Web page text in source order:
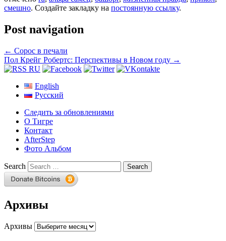
смешно. Создайте закладку на постоянную ссылку.
Post navigation
← Сорос в печали
Пол Крейг Робертс: Перспективы в Новом году →
English
Русский
Следить за обновлениями
О Тигре
Контакт
AfterStep
Фото Альбом
Search
Архивы
Архивы